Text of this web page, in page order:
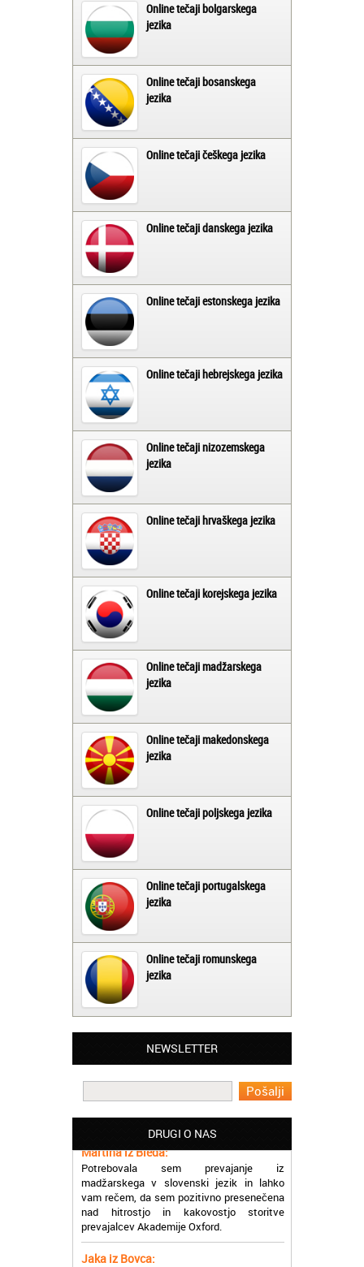
Online tečaji bolgarskega
jezika
Online tečaji bosanskega
jezika
Online tečaji češkega jezika
Online tečaji danskega jezika
Online tečaji estonskega jezika
Online tečaji hebrejskega jezika
Online tečaji nizozemskega
jezika
Online tečaji hrvaškega jezika
Online tečaji korejskega jezika
Online tečaji madžarskega
jezika
Online tečaji makedonskega
jezika
Online tečaji poljskega jezika
Online tečaji portugalskega
jezika
Online tečaji romunskega
jezika
NEWSLETTER
DRUGI O NAS
Matjaž iz Ajdovščine:
Lahko pohvalim vse zaposlene v Akademiji
Oxford, ker so resnično profesionalni in
prevajalske storitve opravljajo hitro in
Potrebovala sem prevajanje iz
madžarskega v slovenski jezik in lahko
vam rečem, da sem pozitivno presenečena
nad hitrostjo in kakovostjo storitve
prevajalcev Akademije Oxford.
Jaka iz Bovca: